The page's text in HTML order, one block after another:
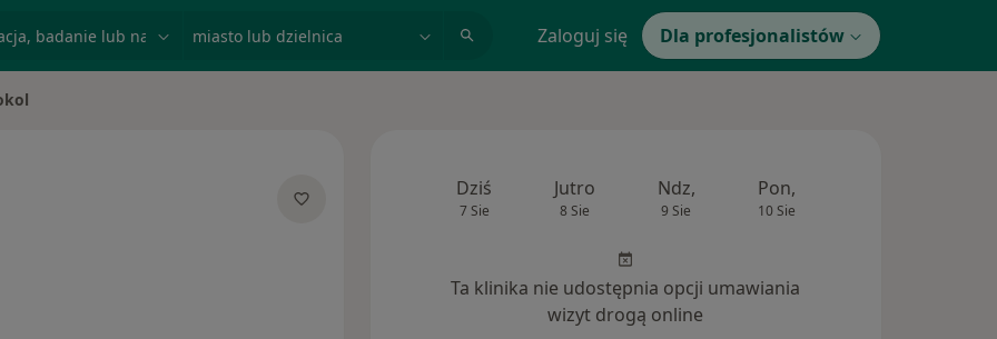
Zaloguj się Dla profesjonalistów
Dziś
7 Sie
Jutro
8 Sie
Ndz,
9 Sie
Pon,
10 Sie
Ta klinika nie udostępnia opcji umawiania
wizyt drogą online